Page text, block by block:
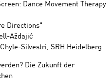
Dance Movement Therapy
Directions"
Aždajić
Silvestri, SRH Heidelberg
Die Zukunft der